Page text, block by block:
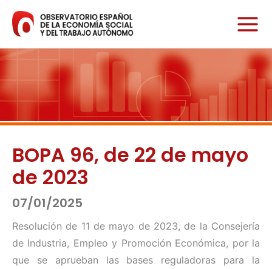
contenido
BOPA 96, de 22 de mayo
de 2023
07/01/2025
Resolución de 11 de mayo de 2023, de la Consejería
de Industria, Empleo y Promoción Económica, por la
que se aprueban las bases reguladoras para la